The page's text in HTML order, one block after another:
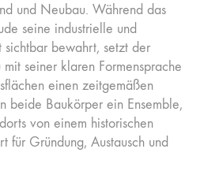
und Neubau. Während das
seine industrielle und
sichtbar bewahrt, setzt der
seiner klaren Formensprache
einen zeitgemäßen
beide Baukörper ein Ensemble,
von einem historischen
für Gründung, Austausch und